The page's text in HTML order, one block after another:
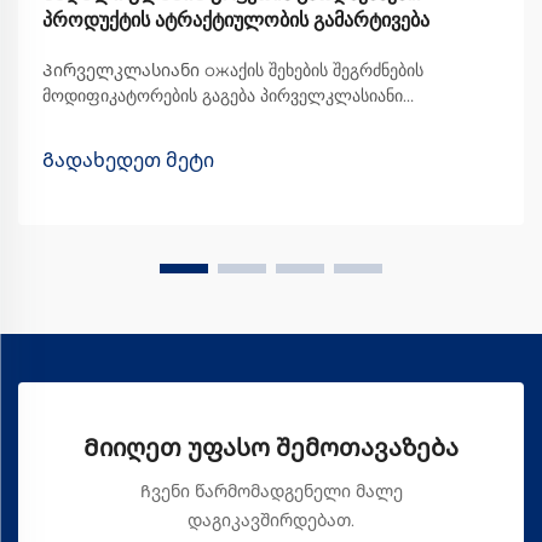
პროდუქტის ატრაქტიულობის გამარტივება
Პირველკლასიანი ожაქის შეხების შეგრძნების
მოდიფიკატორების გაგება პირველკლასიანი
მოდიფიკატორები ძირეულად სპეციალური
დამუშავებებია, რომლებიც მიმაგრებულია ჟაკის
Გადახედეთ მეტი
Მიიღეთ უფასო შემოთავაზება
Ჩვენი წარმომადგენელი მალე
დაგიკავშირდებათ.